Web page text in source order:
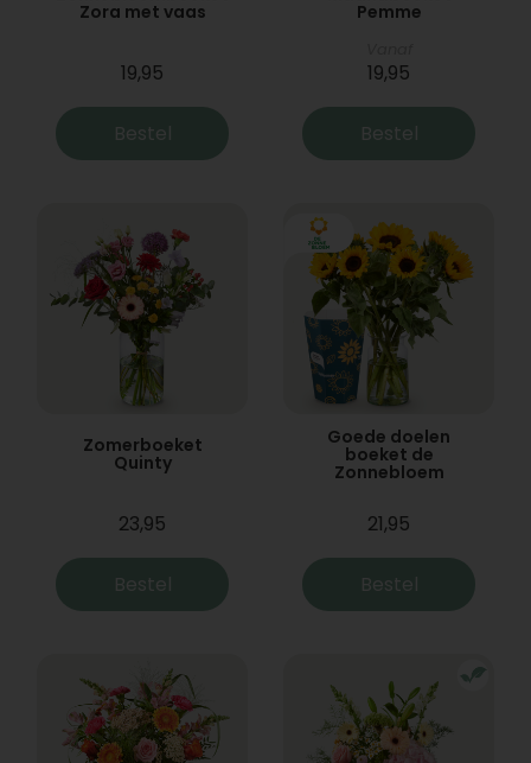
Zora met vaas
19,95
Bestel
Pemme
19,95
Bestel
Zomerboeket
Quinty
23,95
Bestel
Goede doelen
boeket de
Zonnebloem
21,95
Bestel